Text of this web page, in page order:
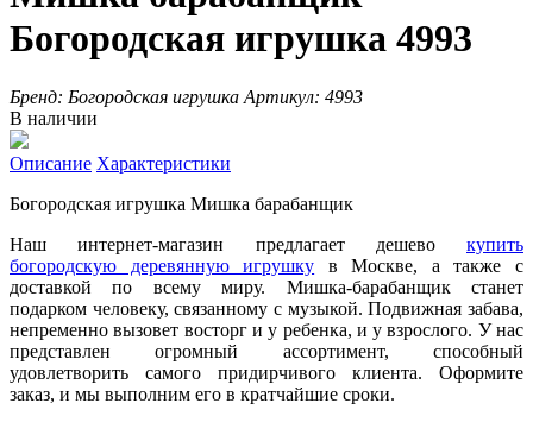
Богородская игрушка 4993
Бренд: Богородская игрушка Артикул: 4993
В наличии
Описание Характеристики
Богородская игрушка Мишка барабанщик
Наш интернет-магазин предлагает дешево купить
богородскую деревянную игрушку в Москве, а также с
доставкой по всему миру. Мишка-барабанщик станет
подарком человеку, связанному с музыкой. Подвижная забава,
непременно вызовет восторг и у ребенка, и у взрослого. У нас
представлен огромный ассортимент, способный
удовлетворить самого придирчивого клиента. Оформите
заказ, и мы выполним его в кратчайшие сроки.